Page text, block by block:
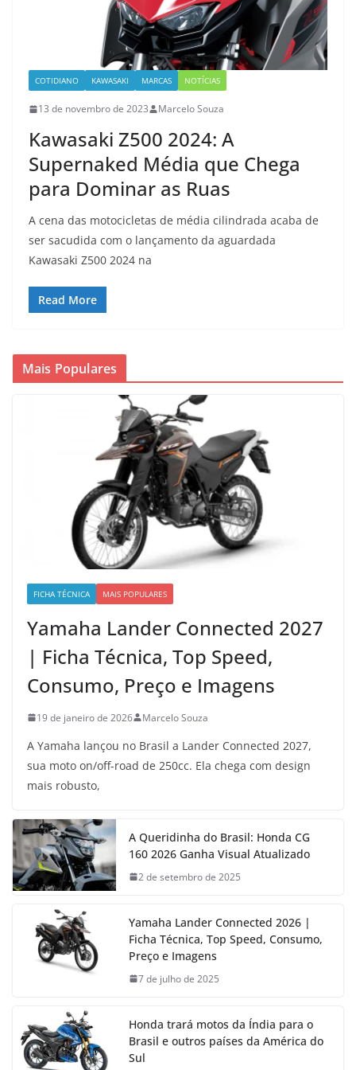
COTIDIANO KAWASAKI MARCAS NOTÍCIAS
13 de novembro de 2023 Marcelo Souza
Kawasaki Z500 2024: A
Supernaked Média que Chega
para Dominar as Ruas
A cena das motocicletas de média cilindrada acaba de
ser sacudida com o lançamento da aguardada
Kawasaki Z500 2024 na
Read More
Mais Populares
FICHA TÉCNICA MAIS POPULARES
Yamaha Lander Connected 2027
| Ficha Técnica, Top Speed,
Consumo, Preço e Imagens
19 de janeiro de 2026 Marcelo Souza
A Yamaha lançou no Brasil a Lander Connected 2027,
sua moto on/off-road de 250cc. Ela chega com design
mais robusto,
A Queridinha do Brasil: Honda CG
160 2026 Ganha Visual Atualizado
2 de setembro de 2025
Yamaha Lander Connected 2026 |
Ficha Técnica, Top Speed, Consumo,
Preço e Imagens
7 de julho de 2025
Honda trará motos da Índia para o
Brasil e outros países da América do
Sul